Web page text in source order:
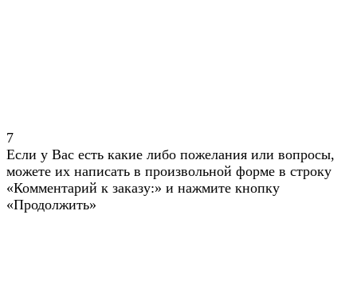
7
Если у Вас есть какие либо пожелания или вопросы,
можете их написать в произвольной форме в строку
«Комментарий к заказу:» и нажмите кнопку
«Продолжить»